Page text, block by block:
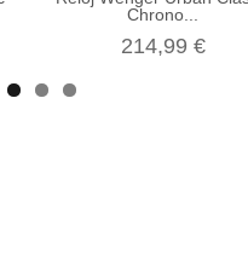
Chrono...
214,99 €